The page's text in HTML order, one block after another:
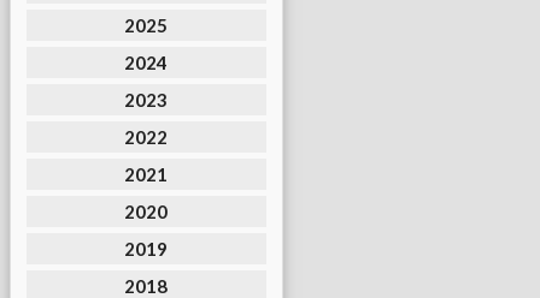
2025
2024
2023
2022
2021
2020
2019
2018